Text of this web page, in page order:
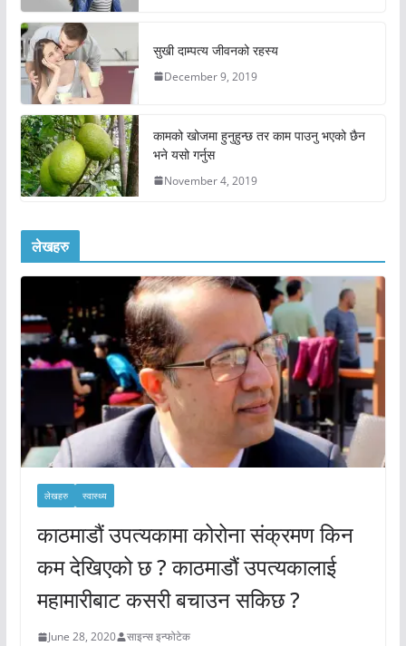
सुखी दाम्पत्य जीवनको रहस्य
December 9, 2019
कामको खोजमा हुनुहुन्छ तर काम पाउनु भएको छैन
भने यसो गर्नुस
November 4, 2019
लेखहरु
लेखहरु स्वास्थ्य
काठमाडौं उपत्यकामा कोरोना संक्रमण किन
कम देखिएको छ ? काठमाडौं उपत्यकालाई
महामारीबाट कसरी बचाउन सकिछ ?
June 28, 2020 साइन्स इन्फोटेक